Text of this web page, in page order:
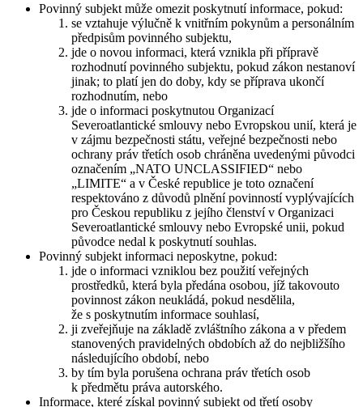
Povinný subjekt může omezit poskytnutí informace, pokud:
se vztahuje výlučně k vnitřním pokynům a personálním
předpisům povinného subjektu,
jde o novou informaci, která vznikla při přípravě
rozhodnutí povinného subjektu, pokud zákon nestanoví
jinak; to platí jen do doby, kdy se příprava ukončí
rozhodnutím, nebo
jde o informaci poskytnutou Organizací
Severoatlantické smlouvy nebo Evropskou unií, která je
v zájmu bezpečnosti státu, veřejné bezpečnosti nebo
ochrany práv třetích osob chráněna uvedenými původci
označením „NATO UNCLASSIFIED“ nebo
„LIMITE“ a v České republice je toto označení
respektováno z důvodů plnění povinností vyplývajících
pro Českou republiku z jejího členství v Organizaci
Severoatlantické smlouvy nebo Evropské unii, pokud
původce nedal k poskytnutí souhlas.
Povinný subjekt informaci neposkytne, pokud:
jde o informaci vzniklou bez použití veřejných
prostředků, která byla předána osobou, jíž takovouto
povinnost zákon neukládá, pokud nesdělila,
že s poskytnutím informace souhlasí,
ji zveřejňuje na základě zvláštního zákona a v předem
stanovených pravidelných obdobích až do nejbližšího
následujícího období, nebo
by tím byla porušena ochrana práv třetích osob
k předmětu práva autorského.
Informace, které získal povinný subjekt od třetí osoby